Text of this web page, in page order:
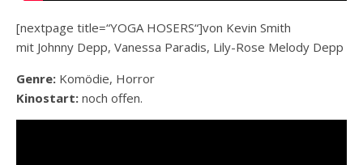
[nextpage title=“YOGA HOSERS“]von Kevin Smith
mit Johnny Depp, Vanessa Paradis, Lily-Rose Melody Depp
Genre: Komödie, Horror
Kinostart: noch offen.